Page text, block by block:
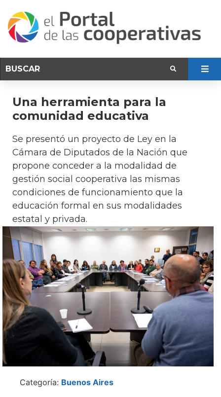
Una herramienta para la
comunidad educativa
Se presentó un proyecto de Ley en la
Cámara de Diputados de la Nación que
propone conceder a la modalidad de
gestión social cooperativa las mismas
condiciones de funcionamiento que la
educación formal en sus modalidades
estatal y privada.
Categoría: Buenos Aires